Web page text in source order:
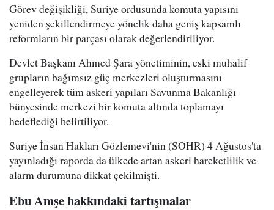
Görev değişikliği, Suriye ordusunda komuta yapısını
yeniden şekillendirmeye yönelik daha geniş kapsamlı
reformların bir parçası olarak değerlendiriliyor.
Devlet Başkanı Ahmed Şara yönetiminin, eski muhalif
grupların bağımsız güç merkezleri oluşturmasını
engelleyerek tüm askeri yapıları Savunma Bakanlığı
bünyesinde merkezi bir komuta altında toplamayı
hedeflediği belirtiliyor.
Suriye İnsan Hakları Gözlemevi'nin (SOHR) 4 Ağustos'ta
yayınladığı raporda da ülkede artan askeri hareketlilik ve
alarm durumuna dikkat çekilmişti.
Ebu Amşe hakkındaki tartışmalar